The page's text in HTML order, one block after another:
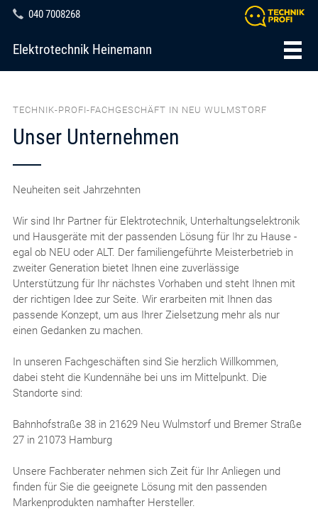
040 7008268
Elektrotechnik Heinemann
TECHNIK-PROFI-FACHGESCHÄFT IN NEU WULMSTORF
Unser Unternehmen
Neuheiten seit Jahrzehnten
Wir sind Ihr Partner für Elektrotechnik, Unterhaltungselektronik
und Hausgeräte mit der passenden Lösung für Ihr zu Hause -
egal ob NEU oder ALT. Der familiengeführte Meisterbetrieb in
zweiter Generation bietet Ihnen eine zuverlässige
Unterstützung für Ihr nächstes Vorhaben und steht Ihnen mit
der richtigen Idee zur Seite. Wir erarbeiten mit Ihnen das
passende Konzept, um aus Ihrer Zielsetzung mehr als nur
einen Gedanken zu machen.
In unseren Fachgeschäften sind Sie herzlich Willkommen,
dabei steht die Kundennähe bei uns im Mittelpunkt. Die
Standorte sind:
Bahnhofstraße 38 in 21629 Neu Wulmstorf und Bremer Straße
27 in 21073 Hamburg
Unsere Fachberater nehmen sich Zeit für Ihr Anliegen und
finden für Sie die geeignete Lösung mit den passenden
Markenprodukten namhafter Hersteller.